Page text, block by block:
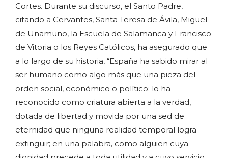
Cortes. Durante su discurso, el Santo Padre,
citando a Cervantes, Santa Teresa de Ávila, Miguel
de Unamuno, la Escuela de Salamanca y Francisco
de Vitoria o los Reyes Católicos, ha asegurado que
a lo largo de su historia, “España ha sabido mirar al
ser humano como algo más que una pieza del
orden social, económico o político: lo ha
reconocido como criatura abierta a la verdad,
dotada de libertad y movida por una sed de
eternidad que ninguna realidad temporal logra
extinguir; en una palabra, como alguien cuya